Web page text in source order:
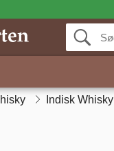
Indisk Whisky